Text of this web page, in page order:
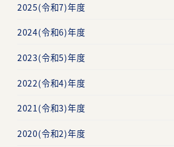
2025(令和7)年度
2024(令和6)年度
2023(令和5)年度
2022(令和4)年度
2021(令和3)年度
2020(令和2)年度